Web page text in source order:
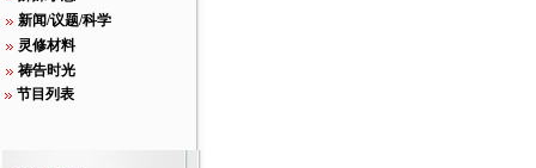
新闻/议题/科学
灵修材料
祷告时光
节目列表